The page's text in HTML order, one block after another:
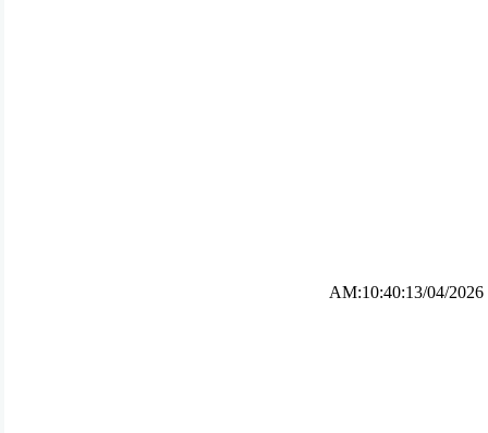
AM:10:40:13/04/2026